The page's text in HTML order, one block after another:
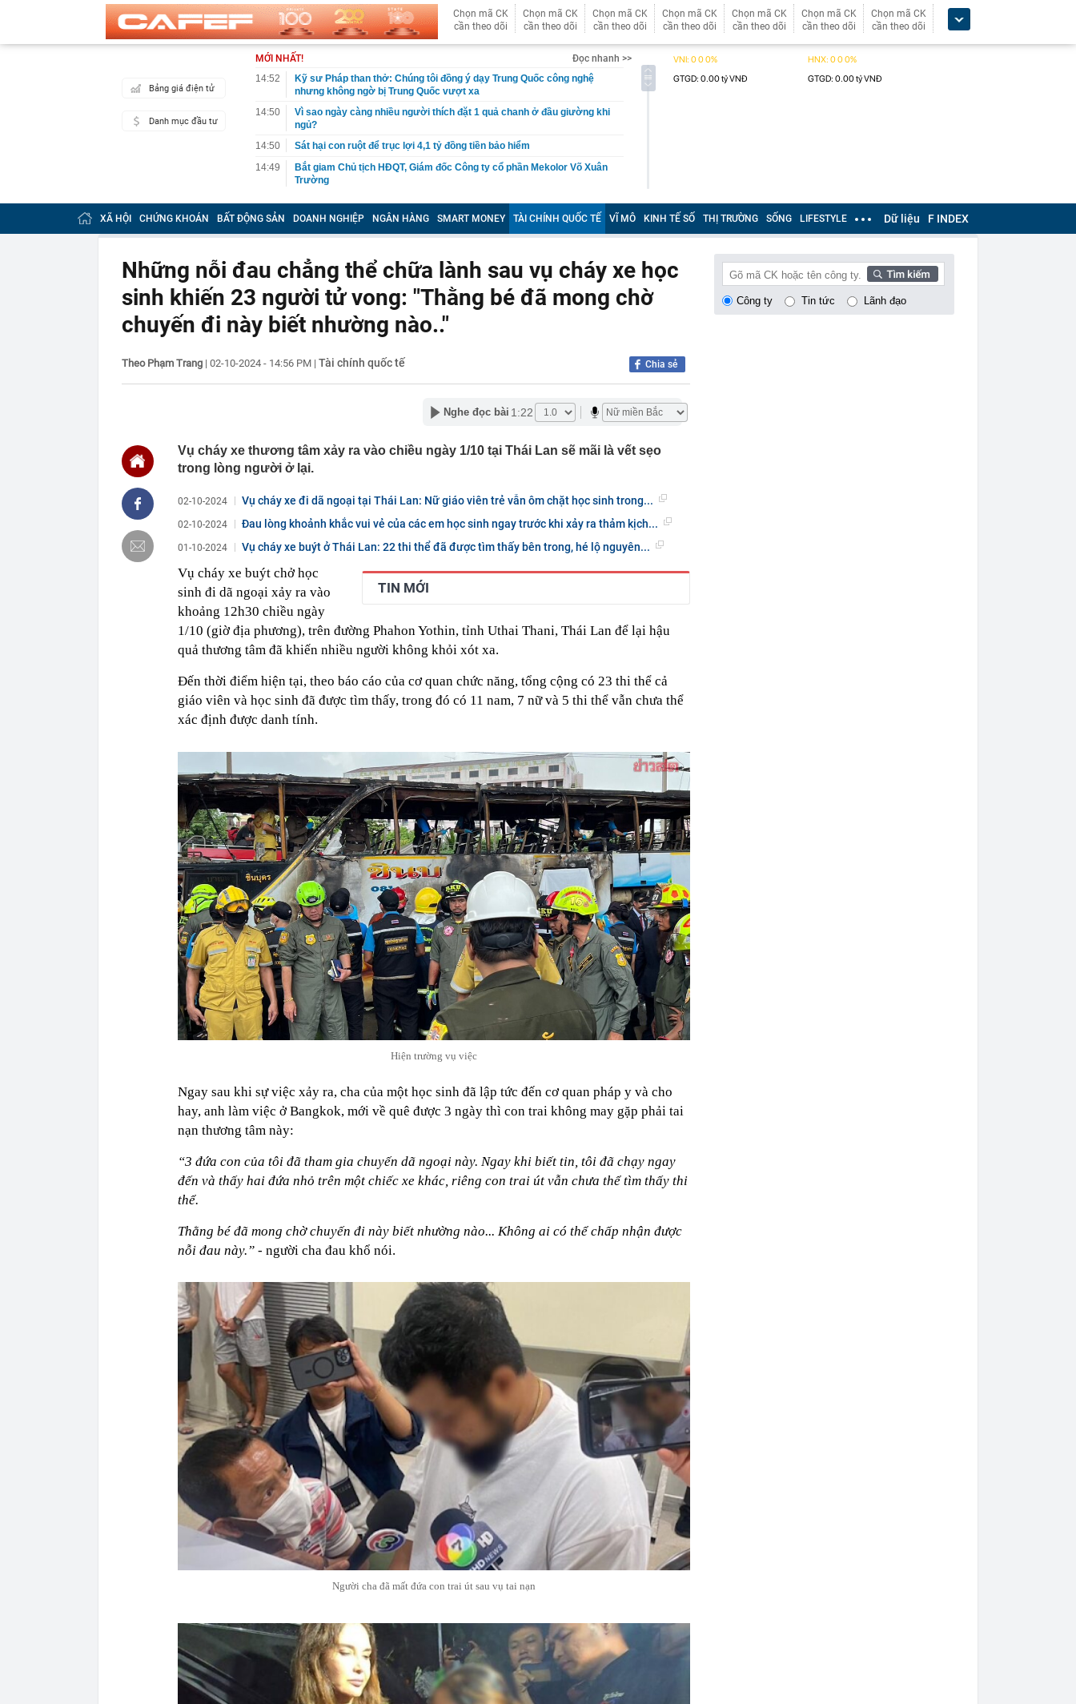
Chọn mã CK
cần theo dõi
Chọn mã CK
cần theo dõi
Chọn mã CK
cần theo dõi
Chọn mã CK
cần theo dõi
Chọn mã CK
cần theo dõi
Chọn mã CK
cần theo dõi
Chọn mã CK
cần theo dõi
Bảng giá điện tử
Danh mục đầu tư
MỚI NHẤT!
Đọc nhanh >>
14:52
Kỹ sư Pháp than thở: Chúng tôi đồng ý dạy Trung Quốc công nghệ
nhưng không ngờ bị Trung Quốc vượt xa
14:50
Vì sao ngày càng nhiều người thích đặt 1 quả chanh ở đầu giường khi
ngủ?
14:50
Sát hại con ruột để trục lợi 4,1 tỷ đồng tiền bảo hiểm
14:49
Bắt giam Chủ tịch HĐQT, Giám đốc Công ty cổ phần Mekolor Võ Xuân
Trường
14:49
Dự án tòa tháp 88 tầng Khu đô thị Thủ Thiêm sắp đổi chủ
14:46
Một danh sách đặc biệt sắp được Bộ Tài chính trình Chính phủ: Có thể
định hình lại khối doanh nghiệp nhà nước
Tất cả người có tên trong danh sách sau nằm trong diện tạm hoãn
xuất cảnh của Cơ quan Thuế
Thu giữ 'kho báu' 10 thỏi vàng trị giá 1,2 tỷ đồng do người làm vườn
đào trúng khi đang cắt cỏ
14:41
Khoan thăm dò xuống lòng đất, phát hiện mỏ chứa 13 triệu tấn đồng,
hơn 900 kg vàng cùng hàng chục triệu kg bạc
14:40
Người phụ nữ đến ngân hàng rút 350 triệu sau khi gặp lại bạn cũ trên
MXH, nhân viên lập tức báo công an
lịch nhóm: "Bỏ 40 tiếng lên lịch trình cho cả hội, bằng trọn một tuần đi
AI đang biến mọi thứ thành hàng hóa, chỉ còn một tài sản ngày càng
đắt giá: Não bộ biết tập trung
Kiến nghị xem xét mức lương công chức xã
trước 8/8
14:33
Lưu ý quan trọng khi đăng nhập VneID
14:31
Chủ tịch Hiệp hội BĐS Việt Nam: Khi nguồn cung suy giảm, giá BĐS bị
đẩy lên cao... người dân, doanh nghiệp là những đối tượng chịu tác
động lớn nhất
14:28
Đồ hộp Hạ Long thua lỗ kỷ lục trong quý 2
14:26
Bắt Chủ tịch công ty Mekolor 'nổ' muốn chi cả trăm tỷ USD làm đường
sắt cao tốc
toàn hệ thống
XÃ HỘI CHỨNG KHOÁN BẤT ĐỘNG SẢN DOANH NGHIỆP NGÂN HÀNG SMART MONEY TÀI CHÍNH QUỐC TẾ VĨ MÔ KINH TẾ SỐ THỊ TRƯỜNG SỐNG LIFESTYLE Dữ liệu F INDEX
Những nỗi đau chẳng thể chữa lành sau vụ cháy xe học
sinh khiến 23 người tử vong: "Thằng bé đã mong chờ
chuyến đi này biết nhường nào.."
Theo Phạm Trang | 02-10-2024 - 14:56 PM | Tài chính quốc tế Chia sẻ
Nghe đọc bài 1:22
Vụ cháy xe thương tâm xảy ra vào chiều ngày 1/10 tại Thái Lan sẽ mãi là vết sẹo
trong lòng người ở lại.
02-10-2024 Vụ cháy xe đi dã ngoại tại Thái Lan: Nữ giáo viên trẻ vẫn ôm chặt học sinh trong...
02-10-2024 Đau lòng khoảnh khắc vui vẻ của các em học sinh ngay trước khi xảy ra thảm kịch...
01-10-2024 Vụ cháy xe buýt ở Thái Lan: 22 thi thể đã được tìm thấy bên trong, hé lộ nguyên...
TIN MỚI
Vụ cháy xe buýt chở học
sinh đi dã ngoại xảy ra vào
khoảng 12h30 chiều ngày
1/10 (giờ địa phương), trên đường Phahon Yothin, tỉnh Uthai Thani, Thái Lan để lại hậu
quả thương tâm đã khiến nhiều người không khỏi xót xa.
Đến thời điểm hiện tại, theo báo cáo của cơ quan chức năng, tổng cộng có 23 thi thể cả
giáo viên và học sinh đã được tìm thấy, trong đó có 11 nam, 7 nữ và 5 thi thể vẫn chưa thể
xác định được danh tính.
Hiện trường vụ việc
Ngay sau khi sự việc xảy ra, cha của một học sinh đã lập tức đến cơ quan pháp y và cho
hay, anh làm việc ở Bangkok, mới về quê được 3 ngày thì con trai không may gặp phải tai
nạn thương tâm này:
“3 đứa con của tôi đã tham gia chuyến dã ngoại này. Ngay khi biết tin, tôi đã chạy ngay
đến và thấy hai đứa nhỏ trên một chiếc xe khác, riêng con trai út vẫn chưa thể tìm thấy thi
thể.
Thằng bé đã mong chờ chuyến đi này biết nhường nào... Không ai có thể chấp nhận được
nỗi đau này.” - người cha đau khổ nói.
Người cha đã mất đứa con trai út sau vụ tai nạn
Công ty Tin tức Lãnh đạo